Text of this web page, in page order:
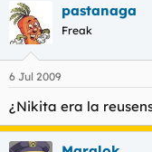
pastanaga
Freak
6 Jul 2009
¿Nikita era la